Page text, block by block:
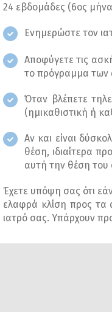
24 εβδομάδες (6ος
Ενημερώστε τον
Αποφύγετε τις
το πρόγραμμα
Όταν βλέπετε
(ημικαθιστική ή
Αν και είναι
θέση, ιδιαίτερα
αυτή την θέση
Έχετε υπόψη σας ότι
ελαφρά κλίση προς τα
ιατρό σας. Υπάρχουν